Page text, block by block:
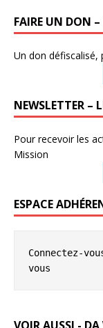
FAIRE UN DON
Un don
NEWSLETTER –
Pour recevoir les
Mission
ESPACE
Connectez-
vous
VOIR AUSSI - DA